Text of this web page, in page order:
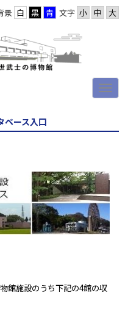
文字
景
ベース入口
館施設のうち下記の4館の収